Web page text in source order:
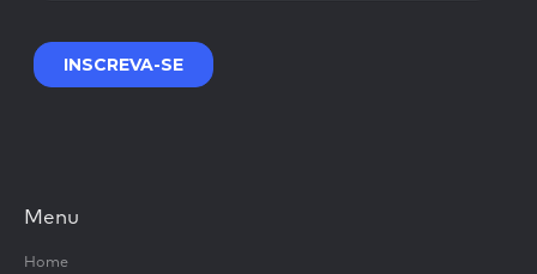
Menu
Home